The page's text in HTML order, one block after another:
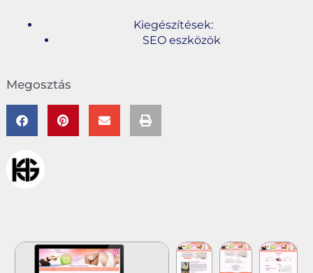
Kiegészítések:
SEO eszközök
Megosztás